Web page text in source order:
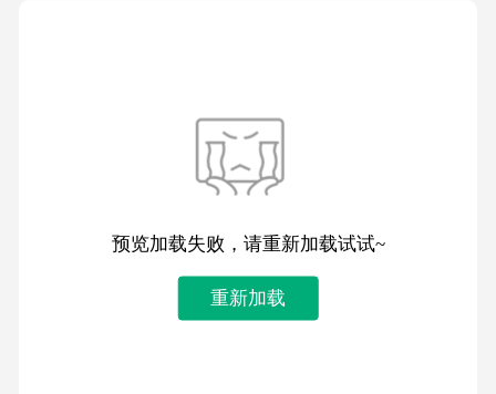
预览加载失败，请重新加载试试~
重新加载